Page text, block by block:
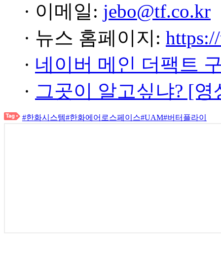
· 이메일: jebo@tf.co.kr
· 뉴스 홈페이지:
· 네이버 메인 더팩트
· 그곳이 알고싶냐? [
#한화시스템#한화에어로스페이스#UAM#버터플라이